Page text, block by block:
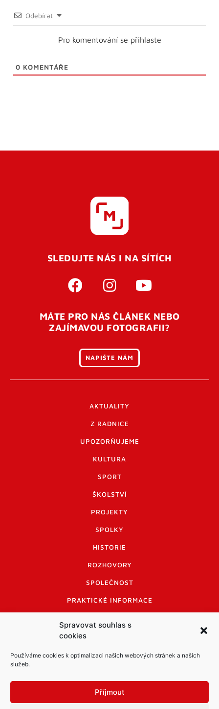
Spravovat souhlas s
cookies
Používáme cookies k optimalizaci našich webových stránek a našich
služeb.
Příjmout
Odebírat
Pro komentování se přihlaste
0 KOMENTÁŘE
SLEDUJTE NÁS I NA SÍTÍCH
MÁTE PRO NÁS ČLÁNEK NEBO
ZAJÍMAVOU FOTOGRAFII?
NAPIŠTE NÁM
AKTUALITY
Z RADNICE
UPOZORŇUJEME
KULTURA
SPORT
ŠKOLSTVÍ
PROJEKTY
SPOLKY
HISTORIE
ROZHOVORY
SPOLEČNOST
PRAKTICKÉ INFORMACE
INFORMACE A KODEX DISKUTUJÍCÍCH
LOGO A LOGO MANUÁL